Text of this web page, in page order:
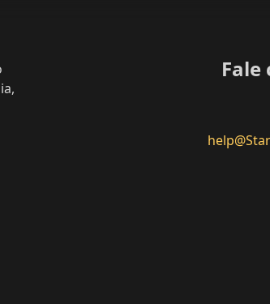
Fale